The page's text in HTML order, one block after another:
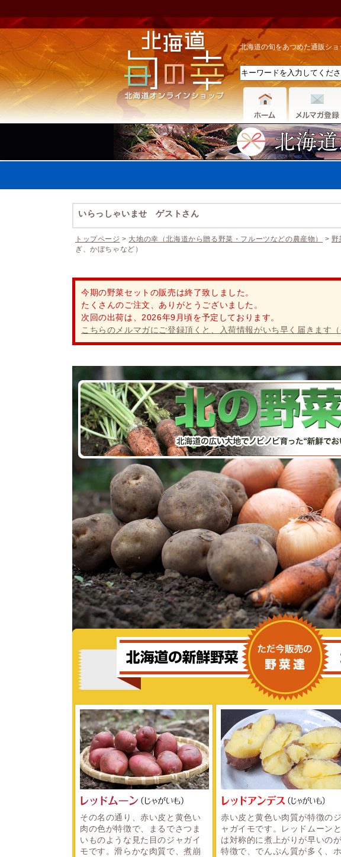
北海道の旬をあつめた通販シ
8
9
10
11
ご注文（ご入金）の時期や商品によっ
休業中のお問い合わせの対応は出来かね
また、事前に到着日のご指定を頂いてい
（但し、メロン、スイカ、アスパラに
連休明けにつきましては、お問い合わせ
期等、多少の遅延についてはご容赦下さ
いらっしゃいませ ゲストさん
トップページ > 大地の幸（北海道から贈る野菜・フルーツなどの農産物） > 野
ぎ、かぼちゃなど）
今期の野菜セットの販売は終了致しました。
たくさんのご注文、ありがとうございました。
次回の出荷は、2026年9月頃を予定しております。
こちらのメルマガにご登録頂くと、入荷情報がいち早く届きます（
その名の通り、赤い皮と黄色い
肉の色が特徴で、まるでさつま
いものような見た目のジャガイ
モです。滑らかな肉質で、煮崩
赤い皮と黄色い肉質が特徴のジ
ャガイモです。レッドムーンと
は対称的に煮上がりが早いのが
特徴で、でんぷん質が多く、ホ